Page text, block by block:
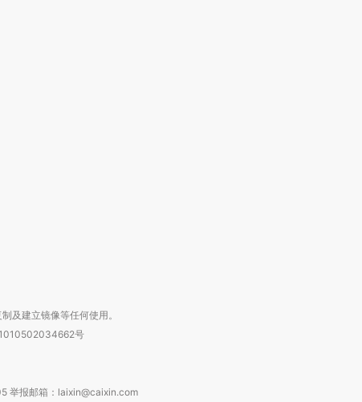
走私7万
四届链博
及建立镜像等任何使用。
号
举报邮箱：laixin@caixin.com